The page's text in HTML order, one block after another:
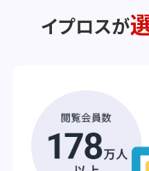
イプロスが